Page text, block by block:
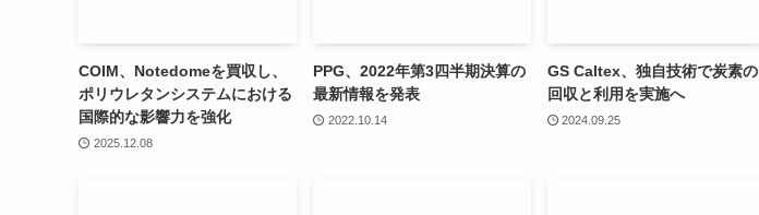
COIM、Notedomeを買収し、
ポリウレタンシステムにおける
国際的な影響力を強化
2025.12.08
PPG、2022年第3四半期決算の
最新情報を発表
2022.10.14
GS Caltex、独自技術で炭素の
回収と利用を実施へ
2024.09.25